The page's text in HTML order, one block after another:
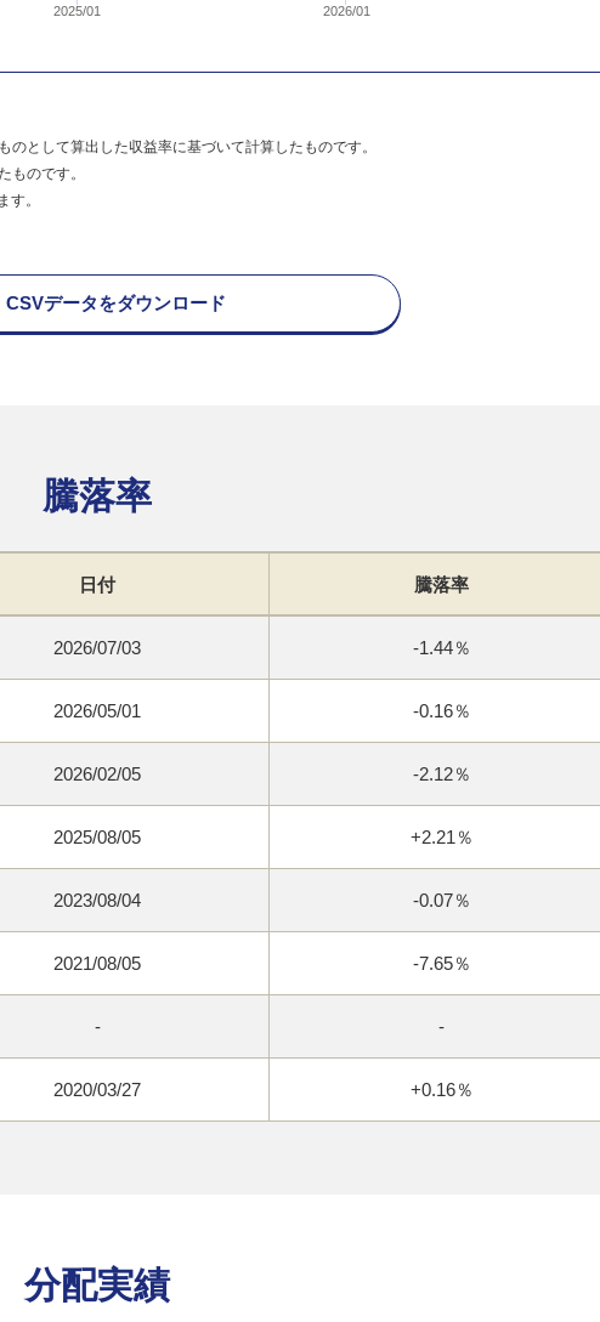
2025/01 2026/01
として算出した収益率に基づいて計算したものです。
ものです。
。
CSVデータをダウンロード
騰落率
日付 騰落率
2026/07/03 -1.44％
2026/05/01 -0.16％
2026/02/05 -2.12％
2025/08/05 +2.21％
2023/08/04 -0.07％
2021/08/05 -7.65％
- -
2020/03/27 +0.16％
分配実績